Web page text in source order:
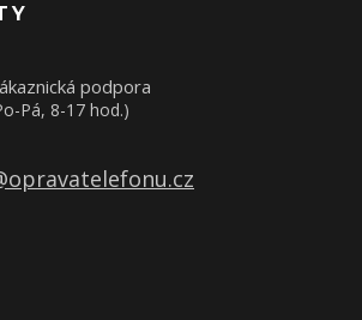
podpora
Pá, 8-17 hod.)